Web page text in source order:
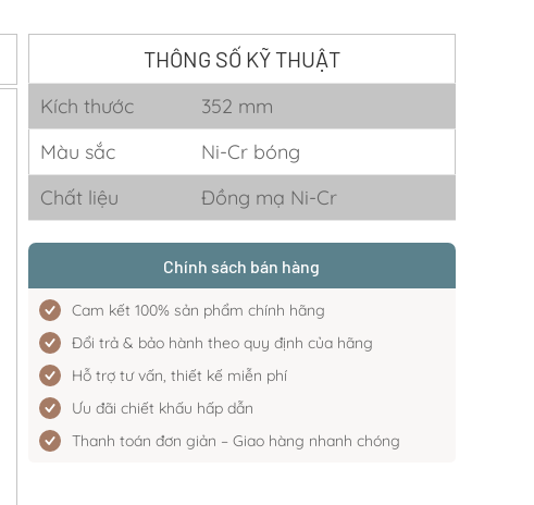
THÔNG SỐ KỸ THUẬT
Kích thước
352 mm
Màu sắc
Ni-Cr bóng
Chất liệu
Đồng mạ Ni-Cr
Chính sách bán hàng
Cam kết 100% sản phẩm chính hãng
Đổi trả & bảo hành theo quy định của hãng
Hỗ trợ tư vấn, thiết kế miễn phí
Ưu đãi chiết khấu hấp dẫn
Thanh toán đơn giản – Giao hàng nhanh chóng